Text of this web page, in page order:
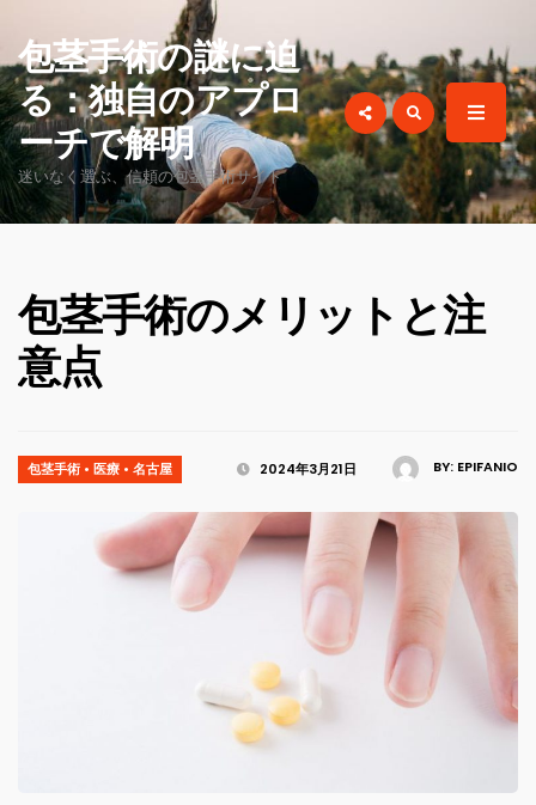
包茎手術の謎に迫
る：独自のアプロ
ーチで解明
迷いなく選ぶ、信頼の包茎手術サイト
包茎手術のメリットと注
意点
BY: EPIFANIO
2024年3月21日
包茎手術 • 医療 • 名古屋